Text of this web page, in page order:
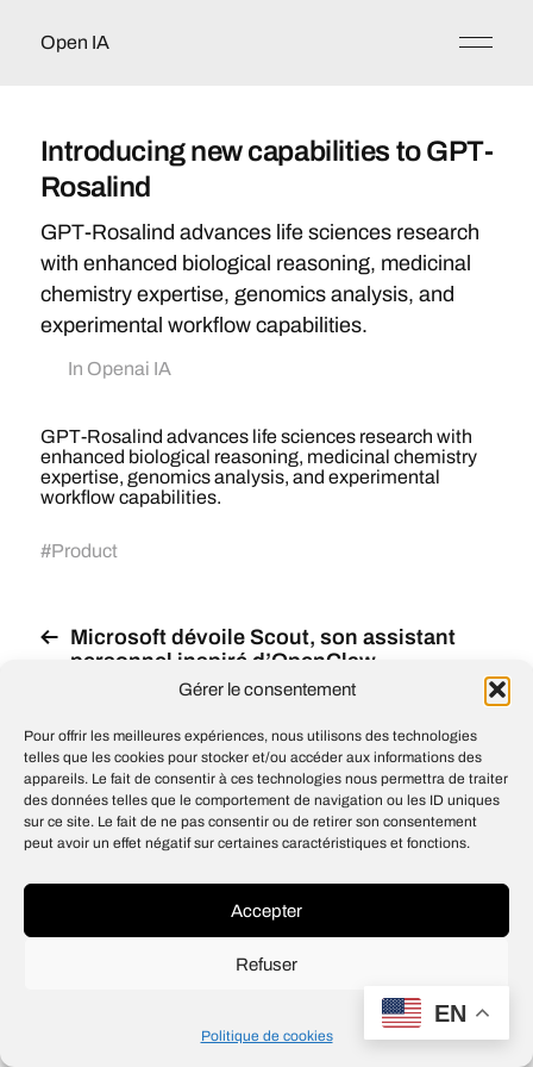
Gérer le consentement
Pour offrir les meilleures expériences, nous utilisons des technologies
telles que les cookies pour stocker et/ou accéder aux informations des
appareils. Le fait de consentir à ces technologies nous permettra de traiter
des données telles que le comportement de navigation ou les ID uniques
sur ce site. Le fait de ne pas consentir ou de retirer son consentement
peut avoir un effet négatif sur certaines caractéristiques et fonctions.
Accepter
Refuser
Politique de cookies
Open IA
Introducing new capabilities to GPT-
Rosalind
GPT-Rosalind advances life sciences research
with enhanced biological reasoning, medicinal
chemistry expertise, genomics analysis, and
experimental workflow capabilities.
In Openai IA
GPT-Rosalind advances life sciences research with
enhanced biological reasoning, medicinal chemistry
expertise, genomics analysis, and experimental
workflow capabilities.
#Product
Microsoft dévoile Scout, son assistant
personnel inspiré d’OpenClaw
NVIDIA Enables the Next Era Of Physical
Autonomous Vehicles, Robotics And
Vision AI
Jean-Louis Maso
EN